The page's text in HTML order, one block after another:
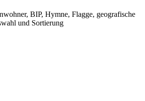
BIP, Hymne, Flagge, geografische
und Sortierung